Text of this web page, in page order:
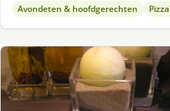
Avondeten & hoofdgerechten